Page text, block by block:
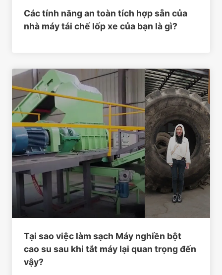
Các tính năng an toàn tích hợp sẵn của
nhà máy tái chế lốp xe của bạn là gì?
Tại sao việc làm sạch Máy nghiền bột
cao su sau khi tắt máy lại quan trọng đến
vậy?